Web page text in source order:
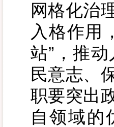
网格化治
入格作用
站”，推
民意志、
职要突出
自领域的